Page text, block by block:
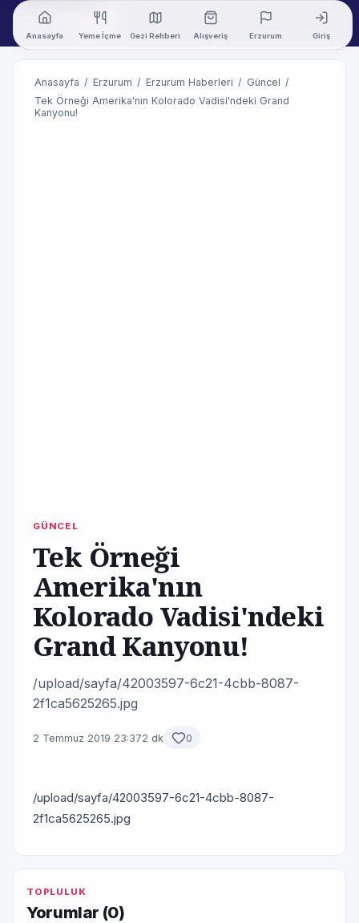
Anasayfa Yeme İçme Gezi Rehberi Alışveriş Erzurum Giriş
Anasayfa / Erzurum / Erzurum Haberleri / Güncel /
Tek Örneği Amerika'nın Kolorado Vadisi'ndeki Grand
Kanyonu!
GÜNCEL
Tek Örneği
Amerika'nın
Kolorado Vadisi'ndeki
Grand Kanyonu!
/upload/sayfa/42003597-6c21-4cbb-8087-
2f1ca5625265.jpg
2 Temmuz 2019 23:372 dk 0
/upload/sayfa/42003597-6c21-4cbb-8087-
2f1ca5625265.jpg
TOPLULUK
Yorumlar (0)